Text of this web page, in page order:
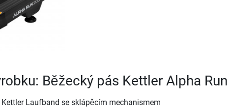
Běžecký pás Kettler Alpha
Laufband se sklápěcím mechanismem